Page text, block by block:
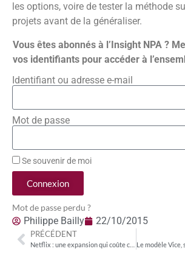
les options, voire de tester la méthode
projets avant de la généraliser.
Vous êtes abonnés à l’Insight NPA ?
vos identifiants pour accéder à
Identifiant ou adresse e-mail
Mot de passe
Se souvenir de moi
Connexion
Mot de passe perdu ?
Philippe Bailly 22/10/2015
PRÉCÉDENT